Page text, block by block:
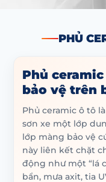
PHỦ
Phủ
bảo vệ trên
Phủ ceramic ô tô
sơn xe một lớp
lớp màng bảo vệ
này liên kết chặt
động như một “lá
bẩn, mưa axit, tia